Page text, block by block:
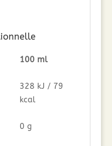
100 ml
328 kJ / 79
kcal
0 g